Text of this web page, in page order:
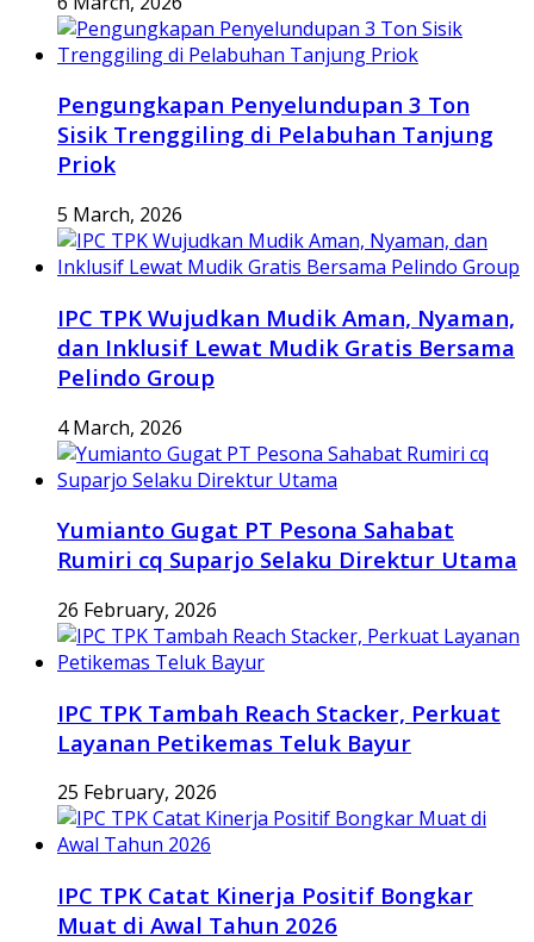
Pengungkapan Penyelundupan 3 Ton
Sisik Trenggiling di Pelabuhan Tanjung
Priok
5 March, 2026
IPC TPK Wujudkan Mudik Aman, Nyaman,
dan Inklusif Lewat Mudik Gratis Bersama
Pelindo Group
4 March, 2026
Yumianto Gugat PT Pesona Sahabat
Rumiri cq Suparjo Selaku Direktur Utama
26 February, 2026
IPC TPK Tambah Reach Stacker, Perkuat
Layanan Petikemas Teluk Bayur
25 February, 2026
IPC TPK Catat Kinerja Positif Bongkar
Muat di Awal Tahun 2026